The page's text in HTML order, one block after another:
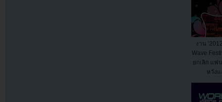
งาน
Wave
ยกเลิก แฟ
หวังแ